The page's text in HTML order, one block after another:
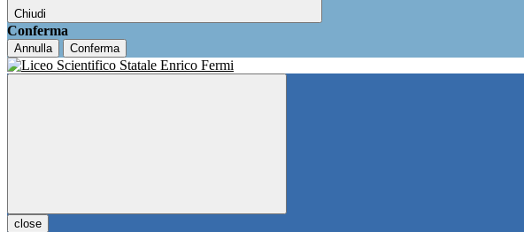
Chiudi
Conferma
Annulla Conferma
close